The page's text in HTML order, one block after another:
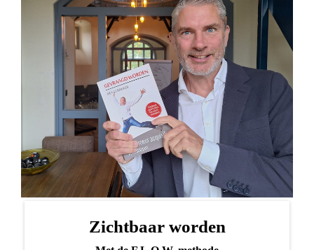
Zichtbaar worden